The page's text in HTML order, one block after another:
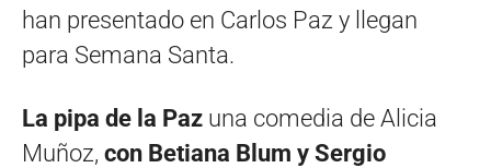
han presentado en Carlos Paz y llegan
para Semana Santa.
La pipa de la Paz una comedia de Alicia
Muñoz, con Betiana Blum y Sergio